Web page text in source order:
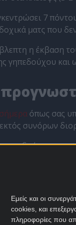
Εμείς και οι
cookies, και
πληροφορίες που
7
ματς που
η έκβαση
γηπεδούχου και
όπως σας
συνόρων
στο
εντός έδρας.
κρίνοντας
βρει τον
οι Γάλλοι